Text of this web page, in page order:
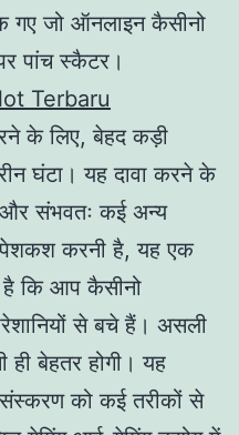
जो ऑनलाइन कैसीनो
पांच स्कैटर।
Terbaru
के लिए, बेहद कड़ी
घंटा। यह दावा करने के
संभवतः कई अन्य
पेशकश करनी है, यह एक
है कि आप कैसीनो
से बचे हैं। असली
बेहतर होगी। यह
को कई तरीकों से